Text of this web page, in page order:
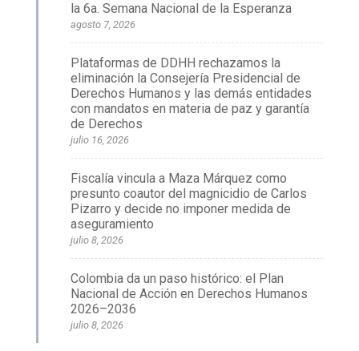
la 6a. Semana Nacional de la Esperanza
agosto 7, 2026
Plataformas de DDHH rechazamos la
eliminación la Consejería Presidencial de
Derechos Humanos y las demás entidades
con mandatos en materia de paz y garantía
de Derechos
julio 16, 2026
Fiscalía vincula a Maza Márquez como
presunto coautor del magnicidio de Carlos
Pizarro y decide no imponer medida de
aseguramiento
julio 8, 2026
Colombia da un paso histórico: el Plan
Nacional de Acción en Derechos Humanos
2026–2036
julio 8, 2026